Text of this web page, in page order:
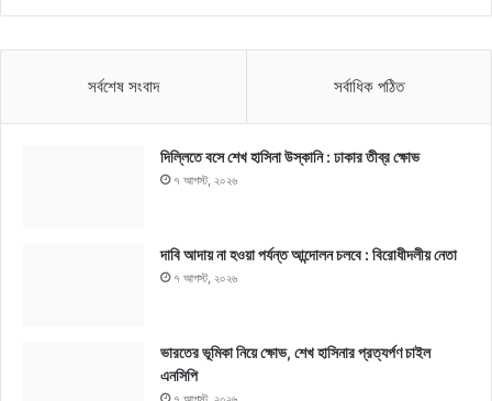
সর্বশেষ সংবাদ সর্বাধিক পঠিত
দিল্লিতে বসে শেখ হাসিনা উস্কানি : ঢাকার তীব্র ক্ষোভ
৭ আগস্ট, ২০২৬
দাবি আদায় না হওয়া পর্যন্ত আন্দোলন চলবে : বিরোধীদলীয় নেতা
৭ আগস্ট, ২০২৬
ভারতের ভূমিকা নিয়ে ক্ষোভ, শেখ হাসিনার প্রত্যর্পণ চাইল
এনসিপি